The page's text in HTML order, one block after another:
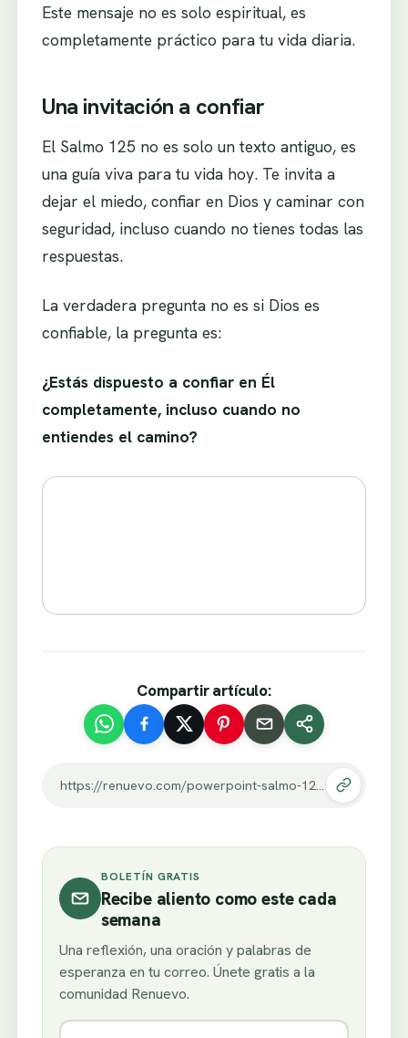
Este mensaje no es solo espiritual, es
completamente práctico para tu vida diaria.
Una invitación a confiar
El Salmo 125 no es solo un texto antiguo, es
una guía viva para tu vida hoy. Te invita a
dejar el miedo, confiar en Dios y caminar con
seguridad, incluso cuando no tienes todas las
respuestas.
La verdadera pregunta no es si Dios es
confiable, la pregunta es:
¿Estás dispuesto a confiar en Él
completamente, incluso cuando no
entiendes el camino?
Compartir artículo:
https://renuevo.com/powerpoint-salmo-125.html
BOLETÍN GRATIS
Recibe aliento como este cada
semana
Una reflexión, una oración y palabras de
esperanza en tu correo. Únete gratis a la
comunidad Renuevo.
Nombre